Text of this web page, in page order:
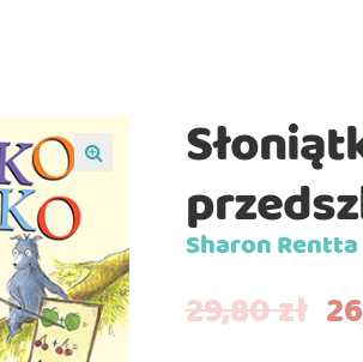
Sharon Rentta
29,80zł